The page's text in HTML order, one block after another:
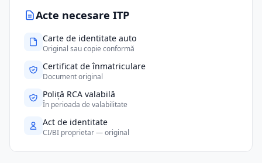
Acte necesare ITP
Carte de identitate auto
Original sau copie conformă
Certificat de înmatriculare
Document original
Poliță RCA valabilă
În perioada de valabilitate
Act de identitate
CI/BI proprietar — original